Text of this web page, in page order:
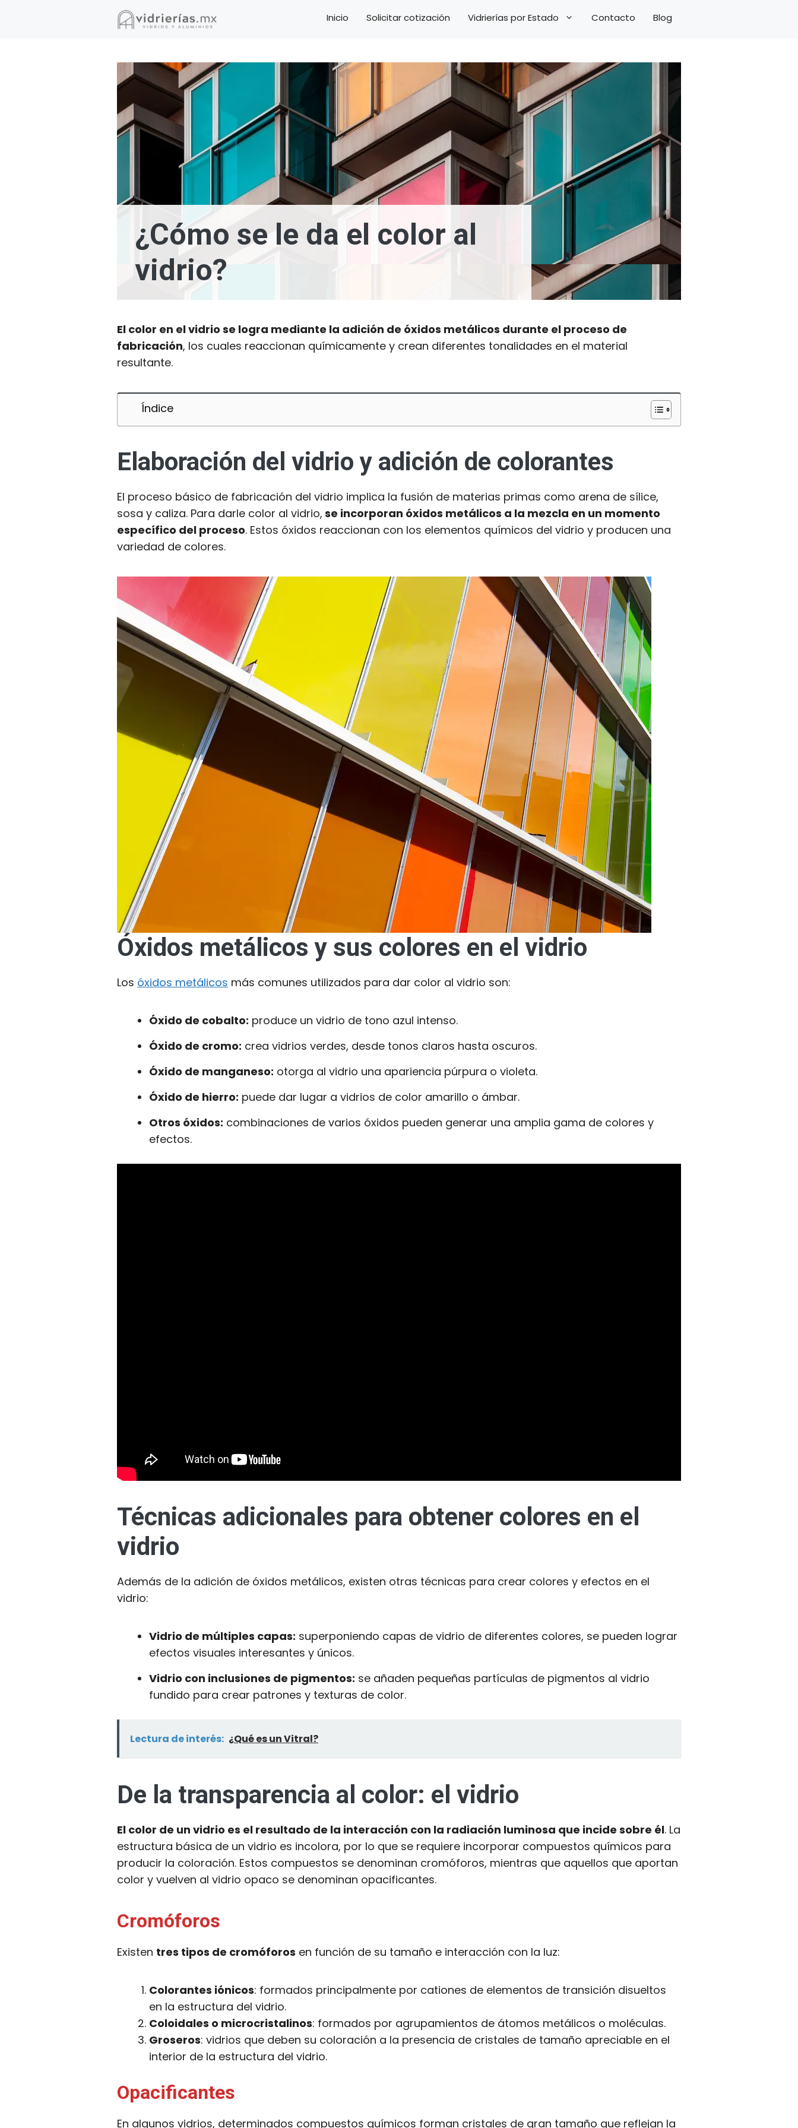
Inicio Solicitar cotización Vidrierías por Estado Contacto Blog
¿Cómo se le da el color al
vidrio?
El color en el vidrio se logra mediante la adición de óxidos metálicos durante el proceso de
fabricación, los cuales reaccionan químicamente y crean diferentes tonalidades en el material
resultante.
Índice
Elaboración del vidrio y adición de colorantes
El proceso básico de fabricación del vidrio implica la fusión de materias primas como arena de sílice,
sosa y caliza. Para darle color al vidrio, se incorporan óxidos metálicos a la mezcla en un momento
específico del proceso. Estos óxidos reaccionan con los elementos químicos del vidrio y producen una
variedad de colores.
Óxidos metálicos y sus colores en el vidrio
Los óxidos metálicos más comunes utilizados para dar color al vidrio son:
Óxido de cobalto: produce un vidrio de tono azul intenso.
Óxido de cromo: crea vidrios verdes, desde tonos claros hasta oscuros.
Óxido de manganeso: otorga al vidrio una apariencia púrpura o violeta.
Óxido de hierro: puede dar lugar a vidrios de color amarillo o ámbar.
Otros óxidos: combinaciones de varios óxidos pueden generar una amplia gama de colores y
efectos.
Técnicas adicionales para obtener colores en el
vidrio
Además de la adición de óxidos metálicos, existen otras técnicas para crear colores y efectos en el
vidrio:
Vidrio de múltiples capas: superponiendo capas de vidrio de diferentes colores, se pueden lograr
efectos visuales interesantes y únicos.
Vidrio con inclusiones de pigmentos: se añaden pequeñas partículas de pigmentos al vidrio
fundido para crear patrones y texturas de color.
Lectura de interés: ¿Qué es un Vitral?
De la transparencia al color: el vidrio
El color de un vidrio es el resultado de la interacción con la radiación luminosa que incide sobre él. La
estructura básica de un vidrio es incolora, por lo que se requiere incorporar compuestos químicos para
producir la coloración. Estos compuestos se denominan cromóforos, mientras que aquellos que aportan
color y vuelven al vidrio opaco se denominan opacificantes.
Cromóforos
Existen tres tipos de cromóforos en función de su tamaño e interacción con la luz:
Colorantes iónicos: formados principalmente por cationes de elementos de transición disueltos
en la estructura del vidrio.
Coloidales o microcristalinos: formados por agrupamientos de átomos metálicos o moléculas.
Groseros: vidrios que deben su coloración a la presencia de cristales de tamaño apreciable en el
interior de la estructura del vidrio.
Opacificantes
En algunos vidrios, determinados compuestos químicos forman cristales de gran tamaño que reflejan la